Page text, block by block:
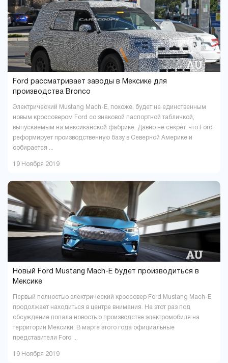
Ford рассматривает заводы в Мексике для
производства Bronco
Электрический Mustang Mach-E, похоже, будет не единственным
новым кроссовером Ford со знаковой паспортной табличкой,
выпускаемым на мексиканской фабрике. Давно не секрет, что Ford
реформирует производственную базу в Северной Америке и
собирается ...
19 Ноября 2019
Новый Ford Mustang Mach-E будет производиться в
Мексике
Первый полностью электрический кроссовер Ford Mustang Mach-E
продолжает находиться в центре внимания. На этот раз под
обсуждение попала новость о производстве электромобиля на
территории Мексики. В марте этого года официальные
представители Ford ...
19 Ноября 2019